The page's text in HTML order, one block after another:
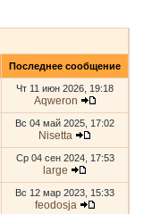
Последнее сообщение
Чт 11 июн 2026, 19:18
Aqweron
Вс 04 май 2025, 17:02
Nisetta
Ср 04 сен 2024, 17:53
large
Вс 12 мар 2023, 15:33
feodosja